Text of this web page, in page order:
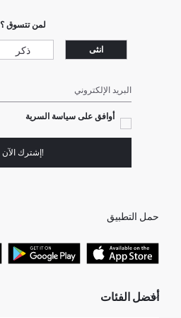
لمن تتسوق ؟
انثى ذكر
البريد الإلكتروني
أوافق على سياسة السرية
!إشترك الآن
حمل التطبيق
أفضل الفئات